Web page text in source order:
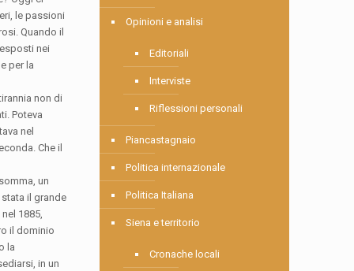
le passioni
Quando il
nei
per la
non di
Poteva
nel
Che il
un
il grande
1885,
il dominio
la
in un
Opinioni e analisi
Editoriali
Interviste
Riflessioni personali
Piancastagnaio
Politica internazionale
Politica Italiana
Siena e territorio
Cronache locali